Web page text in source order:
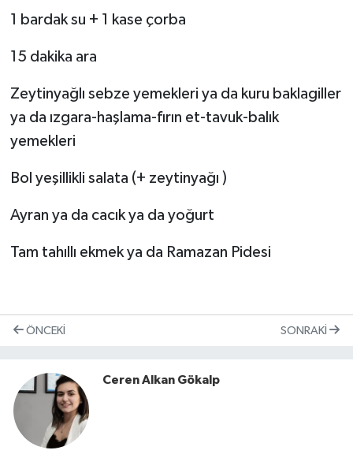
1 bardak su + 1 kase çorba
15 dakika ara
Zeytinyağlı sebze yemekleri ya da kuru baklagiller
ya da ızgara-haşlama-fırın et-tavuk-balık
yemekleri
Bol yeşillikli salata (+ zeytinyağı )
Ayran ya da cacık ya da yoğurt
Tam tahıllı ekmek ya da Ramazan Pidesi
ÖNCEKI SONRAKI
Ceren Alkan Gökalp